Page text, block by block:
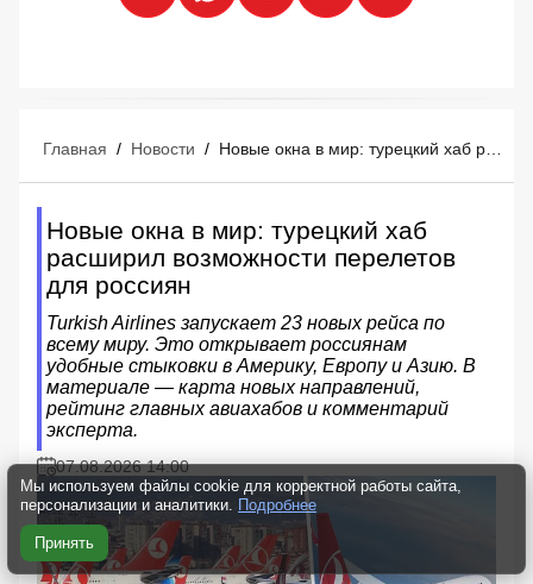
Главная / Новости / Новые окна в мир: турецкий хаб расширил возможности перелетов для россиян
Новые окна в мир: турецкий хаб
расширил возможности перелетов
для россиян
Turkish Airlines запускает 23 новых рейса по
всему миру. Это открывает россиянам
удобные стыковки в Америку, Европу и Азию. В
материале — карта новых направлений,
рейтинг главных авиахабов и комментарий
эксперта.
07.08.2026 14:00
Мы используем файлы cookie для корректной работы сайта,
персонализации и аналитики. Подробнее
Принять